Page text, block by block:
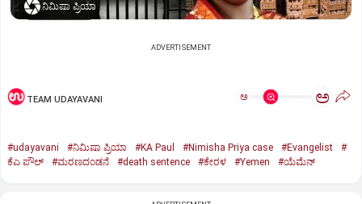
ನಿಮಿಷಾ ಪ್ರಿಯಾ
ADVERTISEMENT
TEAM UDAYAVANI ಅ ಅ
#udayavani #ನಿಮಿಷಾ ಪ್ರಿಯಾ #KA Paul #Nimisha Priya case #Evangelist
#
ಕೆಎ ಪೌಲ್
#ಮರಣದಂಡನೆ #death sentence #ಕೇರಳ #Yemen #ಯೆಮೆನ್‌